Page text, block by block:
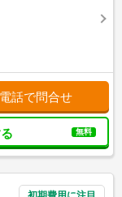
電話で問合せ
無料